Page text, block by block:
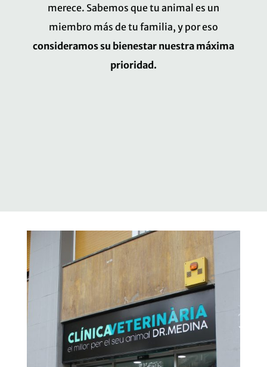
merece. Sabemos que tu animal es un
miembro más de tu familia, y por eso
consideramos su bienestar nuestra máxima
prioridad.